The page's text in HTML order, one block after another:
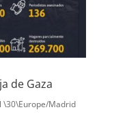
de Gaza
\30\Europe/Madrid